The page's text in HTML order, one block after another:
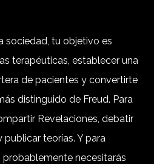
sociedad, tu objetivo es
terapéuticas, establecer una
de pacientes y convertirte
distinguido de Freud. Para
Revelaciones, debatir
teorías. Y para
necesitarás